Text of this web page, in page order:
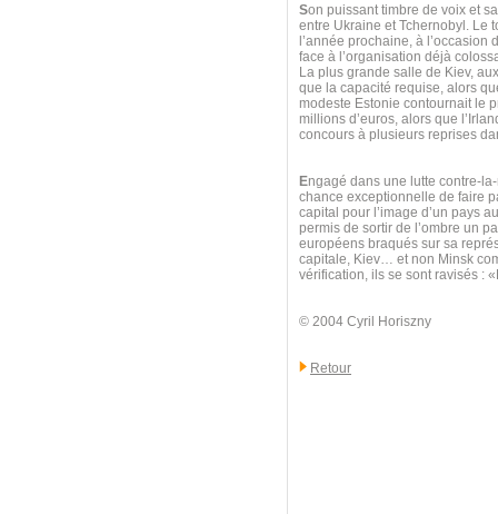
Son puissant timbre de voix et
entre Ukraine et Tchernobyl. Le
l’année prochaine, à
face à l’organisation déjà
La plus grande salle de Kiev,
que la capacité requise, alors
modeste Estonie contournait le
millions d’euros, alors que
concours à plusieurs reprises
Engagé dans une lutte contre-
chance exceptionnelle de faire
capital pour l’image d’un pays
permis de sortir de l’ombre un
européens braqués sur sa
capitale, Kiev… et non Minsk
vérification, ils se sont ravisés :
© 2004 Cyril Horiszny
Retour